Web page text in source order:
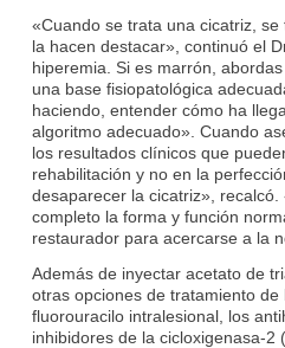
«Cuando se trata una cicatriz,
la hacen destacar», continuó el
hiperemia. Si es marrón,
una base fisiopatológica
haciendo, entender cómo ha
algoritmo adecuado». Cuando
los resultados clínicos que
rehabilitación y no en la
desaparecer la cicatriz»,
completo la forma y función
restaurador para acercarse a la
Además de inyectar acetato de
otras opciones de tratamiento de
fluorouracilo intralesional, los
inhibidores de la cicloxigenasa-2